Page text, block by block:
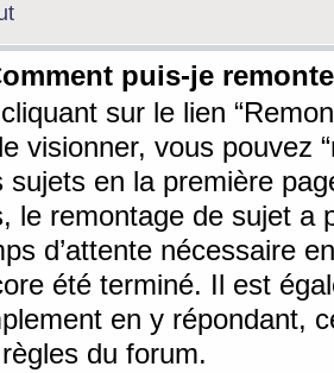
puis-je
sur le lien
visionner, vous pouvez
sujets en la première
le remontage de sujet a
d’attente nécessaire
été terminé. Il est
en y répondant,
du forum.